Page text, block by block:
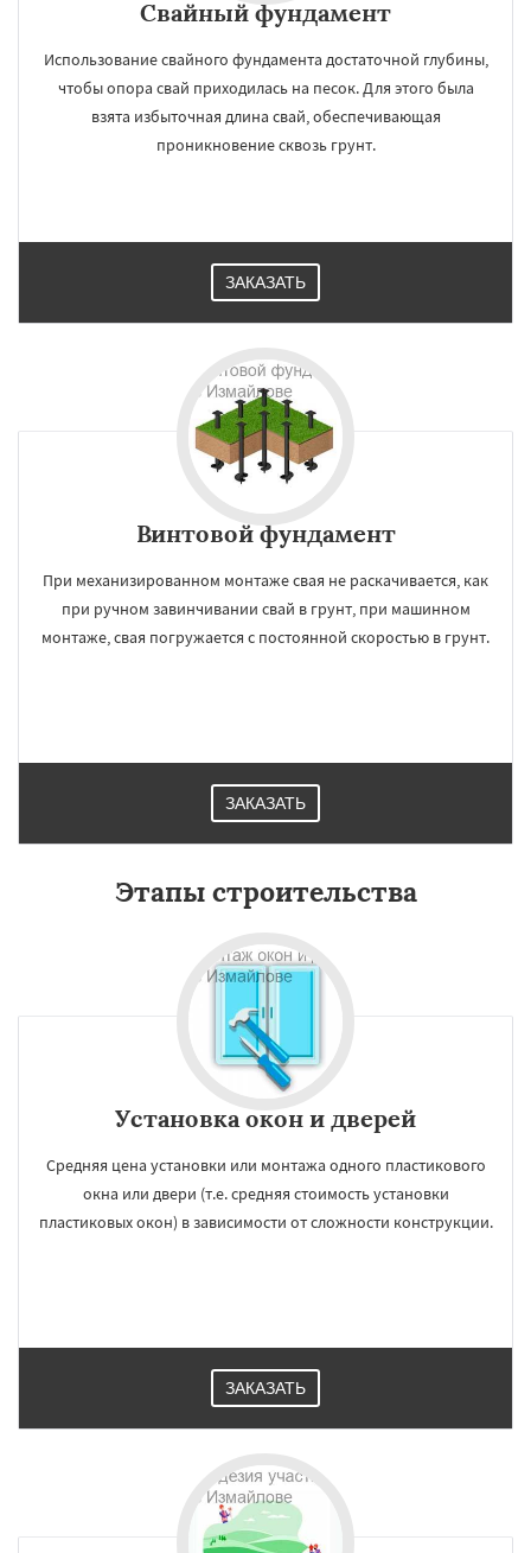
Свайный фундамент
Использование свайного фундамента достаточной глубины,
чтобы опора свай приходилась на песок. Для этого была
взята избыточная длина свай, обеспечивающая
проникновение сквозь грунт.
ЗАКАЗАТЬ
Винтовой фундамент
При механизированном монтаже свая не раскачивается, как
при ручном завинчивании свай в грунт, при машинном
монтаже, свая погружается с постоянной скоростью в грунт.
ЗАКАЗАТЬ
Этапы строительства
Установка окон и дверей
Средняя цена установки или монтажа одного пластикового
окна или двери (т.е. средняя стоимость установки
пластиковых окон) в зависимости от сложности конструкции.
ЗАКАЗАТЬ